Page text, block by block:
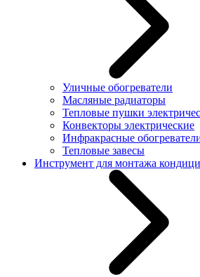
Уличные обогреватели
Масляные радиаторы
Тепловые пушки
Конвекторы электрические
Инфракрасные
Тепловые завесы
Инструмент для монтажа